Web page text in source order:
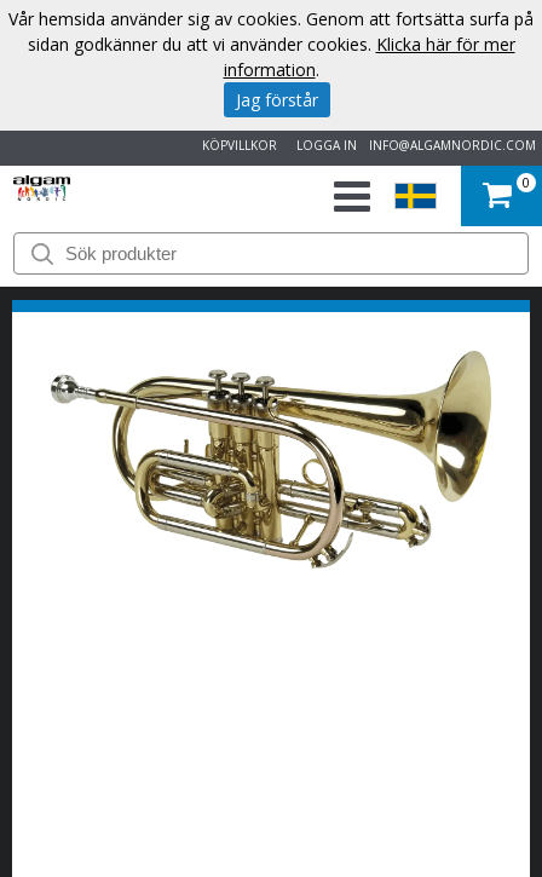
INFO@ALGAMNORDIC.COM
LOGGA IN
KÖPVILLKOR
START
VARUMÄRKEN
NYHETER
OM
OSS
KONTAKT
0
Vår hemsida använder sig av cookies. Genom att fortsätta surfa på
sidan godkänner du att vi använder cookies. Klicka här för mer
information.
Jag förstår